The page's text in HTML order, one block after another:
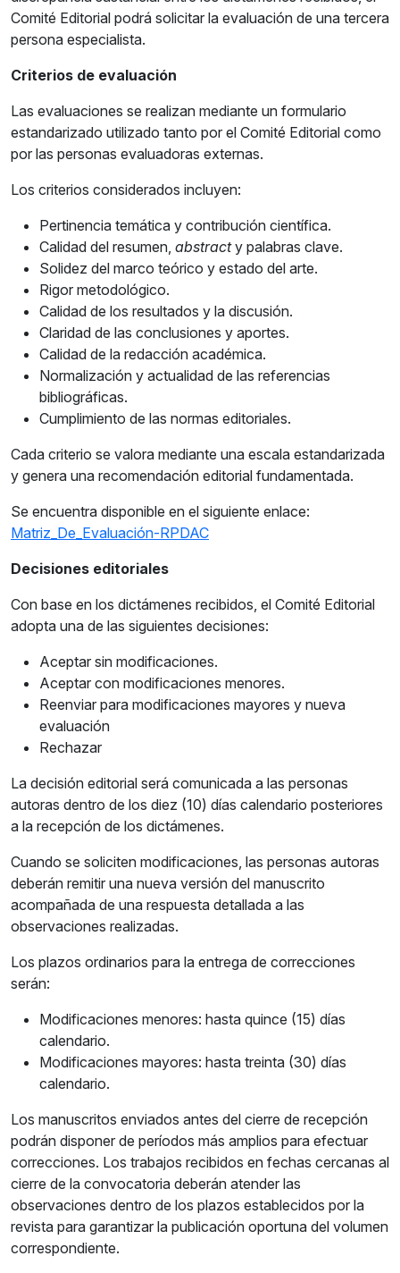
Comité Editorial podrá solicitar la evaluación de una tercera
persona especialista.
Criterios de evaluación
Las evaluaciones se realizan mediante un formulario
estandarizado utilizado tanto por el Comité Editorial como
por las personas evaluadoras externas.
Los criterios considerados incluyen:
Pertinencia temática y contribución científica.
Calidad del resumen, abstracty palabras clave.
Solidez del marco teórico y estado del arte.
Rigor metodológico.
Calidad de los resultados y la discusión.
Claridad de las conclusiones y aportes.
Calidad de la redacción académica.
Normalización y actualidad de las referencias
bibliográficas.
Cumplimiento de las normas editoriales.
Cada criterio se valora mediante una escala estandarizada
y genera una recomendación editorial fundamentada.
Se encuentra disponible en el siguiente enlace:
Matriz_De_Evaluación-RPDAC
Decisiones editoriales
Con base en los dictámenes recibidos, el Comité Editorial
adopta una de las siguientes decisiones:
Aceptar sin modificaciones.
Aceptar con modificaciones menores.
Reenviar para modificaciones mayores y nueva
evaluación
Rechazar
La decisión editorial será comunicada a las personas
autoras dentro de los diez (10) días calendario posteriores
a la recepción de los dictámenes.
Cuando se soliciten modificaciones, las personas autoras
deberán remitir una nueva versión del manuscrito
acompañada de una respuesta detallada a las
observaciones realizadas.
Los plazos ordinarios para la entrega de correcciones
serán:
Modificaciones menores: hasta quince (15) días
calendario.
Modificaciones mayores: hasta treinta (30) días
calendario.
Los manuscritos enviados antes del cierre de recepción
podrán disponer de períodos más amplios para efectuar
correcciones. Los trabajos recibidos en fechas cercanas al
cierre de la convocatoria deberán atender las
observaciones dentro de los plazos establecidos por la
revista para garantizar la publicación oportuna del volumen
correspondiente.